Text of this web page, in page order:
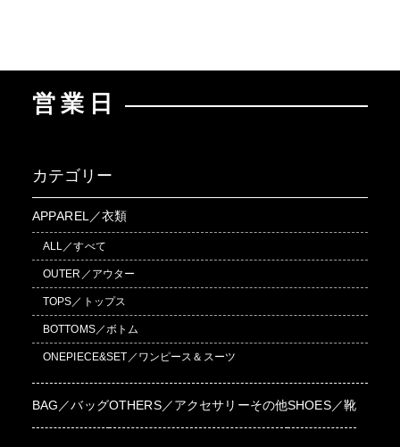
営業日
カテゴリー
APPAREL／衣類
ALL／すべて
OUTER／アウター
TOPS／トップス
BOTTOMS／ボトム
ONEPIECE&SET／ワンピース＆スーツ
BAG／バッグOTHERS／アクセサリーその他SHOES／靴